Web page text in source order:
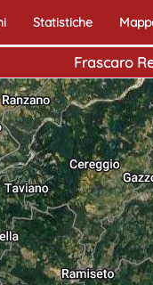
Statistiche
Frascaro